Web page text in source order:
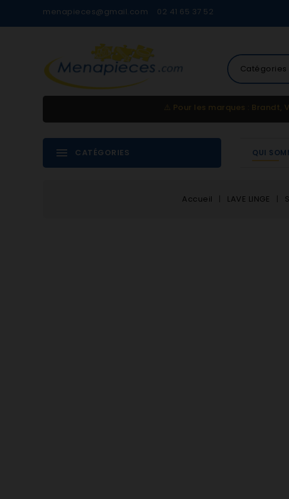
menapieces@gmail.com 02 41 65 37 52
Catégories
⚠️ Pour les marques : Brandt,
CATÉGORIES QUI
Accueil LAVE LINGE